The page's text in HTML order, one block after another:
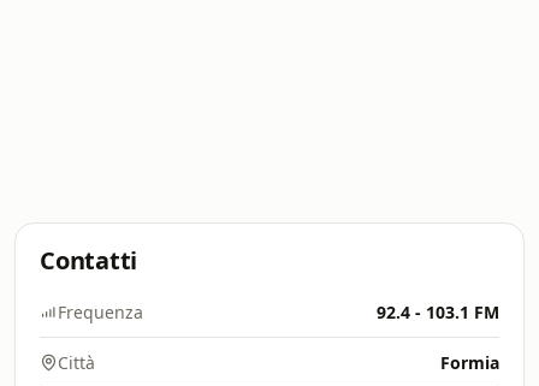
Contatti
Frequenza 92.4 - 103.1 FM
Città Formia